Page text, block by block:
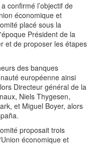
confirmé l’objectif de
économique et
placé sous la
Président de la
et de proposer les étapes
des banques
européenne ainsi
Directeur général de la
Niels Thygesen,
et Miguel Boyer, alors
proposait trois
économique et